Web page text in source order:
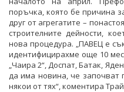
поръчка, която бе причина
друг от агрегатите –
строителните дейности,
нова процедура. „ПАВЕЦ е
идентифицирахме още 10
„Чаира 2“, Доспат, Батак,
да има новина, че започват
някои от тях“, коментира